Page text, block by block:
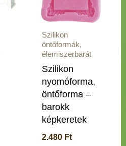
Szilikon
öntőformák,
élemiszerbarát
Szilikon
nyomóforma,
öntőforma –
barokk
képkeretek
2.480 Ft